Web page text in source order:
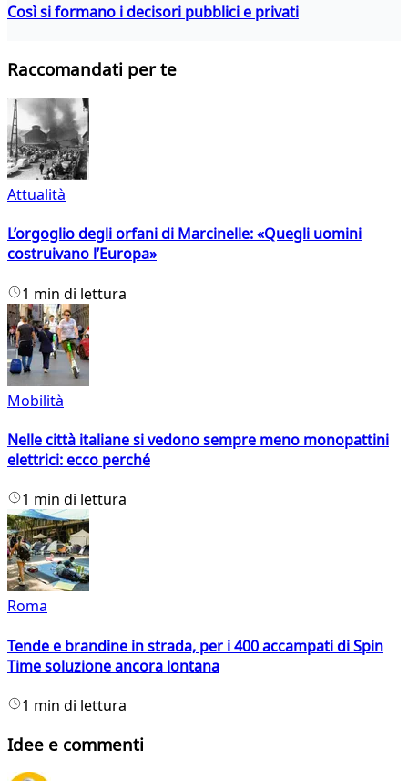
Così si formano i decisori pubblici e privati
Raccomandati per te
Attualità
L’orgoglio degli orfani di Marcinelle: «Quegli uomini
costruivano l’Europa»
1 min di lettura
Mobilità
Nelle città italiane si vedono sempre meno monopattini
elettrici: ecco perché
1 min di lettura
Roma
Tende e brandine in strada, per i 400 accampati di Spin
Time soluzione ancora lontana
1 min di lettura
Idee e commenti